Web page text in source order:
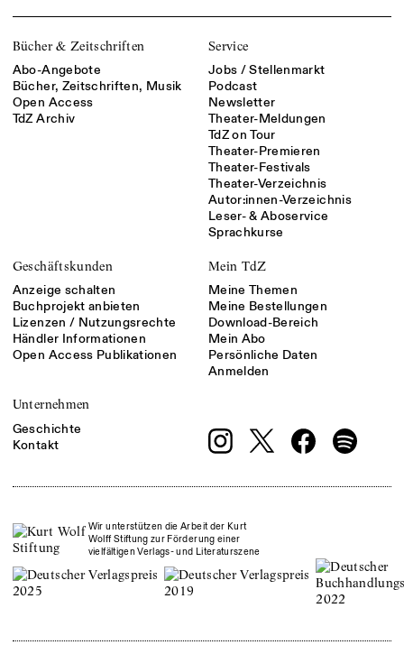
Bücher & Zeitschriften
Abo-Angebote
Bücher, Zeitschriften, Musik
Open Access
TdZ Archiv
Service
Jobs / Stellenmarkt
Podcast
Newsletter
Theater-Meldungen
TdZ on Tour
Theater-Premieren
Theater-Festivals
Theater-Verzeichnis
Autor:innen-Verzeichnis
Leser- & Aboservice
Sprachkurse
Geschäftskunden
Anzeige schalten
Buchprojekt anbieten
Lizenzen / Nutzungsrechte
Händler Informationen
Open Access Publikationen
Mein TdZ
Meine Themen
Meine Bestellungen
Download-Bereich
Mein Abo
Persönliche Daten
Anmelden
Unternehmen
Geschichte
Kontakt
Wir unterstützen die Arbeit der Kurt
Wolff Stiftung zur Förderung einer
vielfältigen Verlags- und Literaturszene